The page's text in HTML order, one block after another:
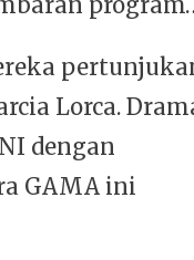
Lorca.
dengan
GAMA ini